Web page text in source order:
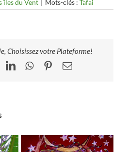
îles du Vent | Mots-clés : Tafai
Choisissez votre Plateforme!
LinkedInWhatsApp
Pinterest
Email